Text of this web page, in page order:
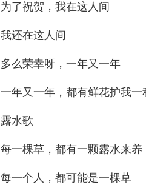
为了祝贺，我在这人间
我还在这人间
多么荣幸呀，一年又一年
一年又一年，都有鲜花护我一
露水歌
每一棵草，都有一颗露水来养
每一个人，都可能是一棵草